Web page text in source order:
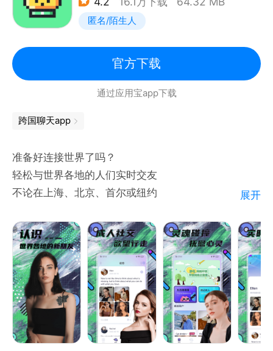
匿名/陌生人
官方下载
通过应用宝app下载
跨国聊天app
准备好连接世界了吗？
轻松与世界各地的人们实时交友
不论在上海、北京、首尔或纽约
跟韩国欧巴说声hello
跟纽约新朋友趣味唠嗑
简单、心动、惊喜本该如此美好
无国界、无种族，一起狂欢吧！
展开